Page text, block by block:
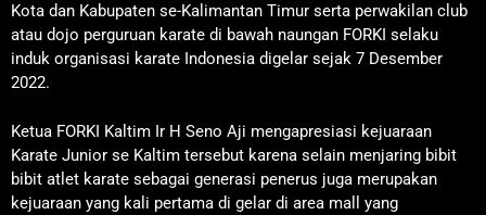
Kota dan Kabupaten se-Kalimantan Timur serta perwakilan club
atau dojo perguruan karate di bawah naungan FORKI selaku
induk organisasi karate Indonesia digelar sejak 7 Desember
2022.
Ketua FORKI Kaltim Ir H Seno Aji mengapresiasi kejuaraan
Karate Junior se Kaltim tersebut karena selain menjaring bibit
bibit atlet karate sebagai generasi penerus juga merupakan
kejuaraan yang kali pertama di gelar di area mall yang